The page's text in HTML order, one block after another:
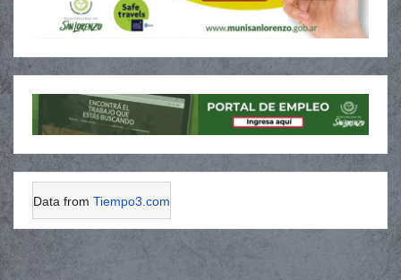
Data from Tiempo3.com